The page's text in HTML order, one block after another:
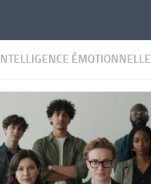
ÉMOTIONNELLE